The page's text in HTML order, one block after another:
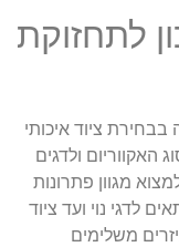
לתחזוקת
ציוד איכותי
האקווריום ולדגים
מגוון פתרונות
לדגי נוי ועד ציוד
משלימים